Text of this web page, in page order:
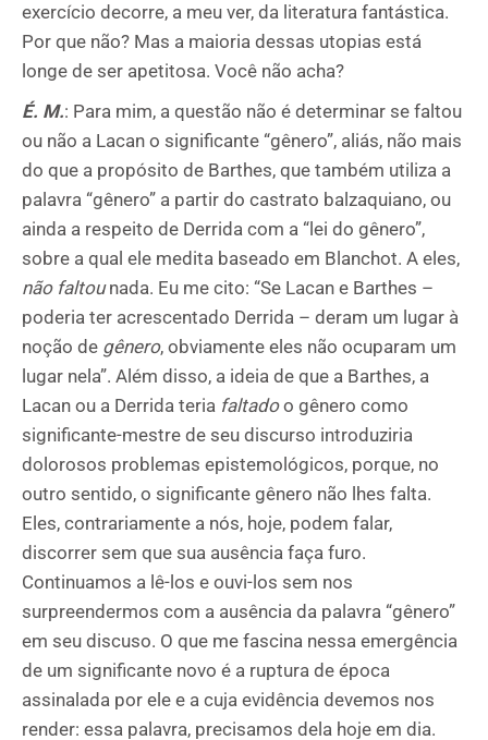
exercício decorre, a meu ver, da literatura fantástica.
Por que não? Mas a maioria dessas utopias está
longe de ser apetitosa. Você não acha?
É. M.: Para mim, a questão não é determinar se faltou
ou não a Lacan o significante “gênero”, aliás, não mais
do que a propósito de Barthes, que também utiliza a
palavra “gênero” a partir do castrato balzaquiano, ou
ainda a respeito de Derrida com a “lei do gênero”,
sobre a qual ele medita baseado em Blanchot. A eles,
não faltounada. Eu me cito: “Se Lacan e Barthes –
poderia ter acrescentado Derrida – deram um lugar à
noção de gênero, obviamente eles não ocuparam um
lugar nela”. Além disso, a ideia de que a Barthes, a
Lacan ou a Derrida teria faltadoo gênero como
significante-mestre de seu discurso introduziria
dolorosos problemas epistemológicos, porque, no
outro sentido, o significante gênero não lhes falta.
Eles, contrariamente a nós, hoje, podem falar,
discorrer sem que sua ausência faça furo.
Continuamos a lê-los e ouvi-los sem nos
surpreendermos com a ausência da palavra “gênero”
em seu discuso. O que me fascina nessa emergência
de um significante novo é a ruptura de época
assinalada por ele e a cuja evidência devemos nos
render: essa palavra, precisamos dela hoje em dia.